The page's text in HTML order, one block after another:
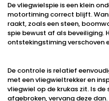
De vliegwielspie is een klein
motortiming correct blijft.
raakt, zoals een steen,
spie bewust af als beveiliging.
ontstekingstiming verschoven
De controle is relatief
met een vliegwieltrekker en
vliegwiel op de krukas zit. Is
afgebroken, vervang deze dan.